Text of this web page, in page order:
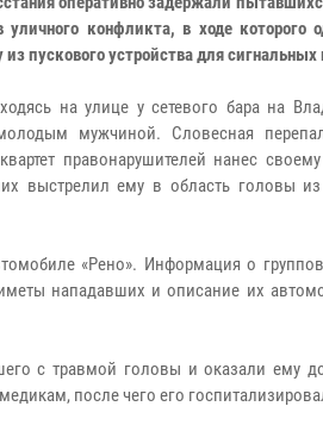
уличного конфликта, в ходе которого
пускового устройства для сигнальных
на улице у сетевого бара на
мужчиной. Словесная
правонарушителей нанес
выстрелил ему в область головы из
«Рено». Информация о
нападавших и описание их
с травмой головы и оказали ему
после чего его